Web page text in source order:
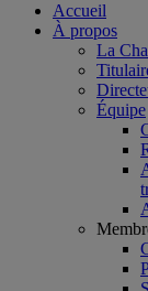
Accueil
À propos
La
Équipe